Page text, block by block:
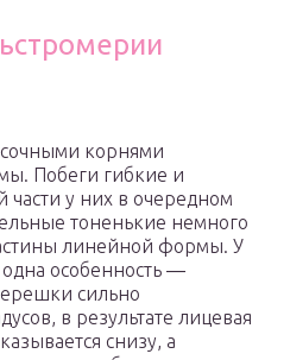
сочными корнями
Побеги гибкие и
части у них в очередном
тоненькие немного
линейной формы. У
особенность ―
сильно
в результате лицевая
снизу, а